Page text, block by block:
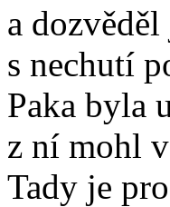
a
s nechutí
Paka byla
z ní mohl
Tady je